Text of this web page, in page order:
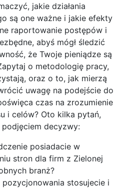
jakie działania
są one ważne i jakie efekty
raportowanie postępów i
abyś mógł śledzić
że Twoje pieniądze są
o metodologię pracy,
oraz o to, jak mierzą
uwagę na podejście do
czas na zrozumienie
i celów? Oto kilka pytań,
decyzwy:
posiadacie w
stron dla firm z Zielonej
branż?
stosujecie i